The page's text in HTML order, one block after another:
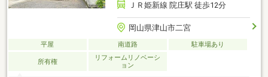
ＪＲ姫新線 院庄駅 徒歩12分
岡山県津山市二宮
平屋 南道路 駐車場あり
所有権
リフォームリノベーシ
ョン